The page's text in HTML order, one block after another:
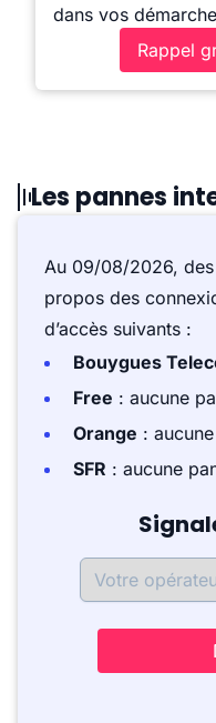
dans vos
Rappel
Les pannes
Au 09/08/2026,
propos des
d’accès suivants :
Bouygues
Free : aucune
Orange :
SFR : aucune